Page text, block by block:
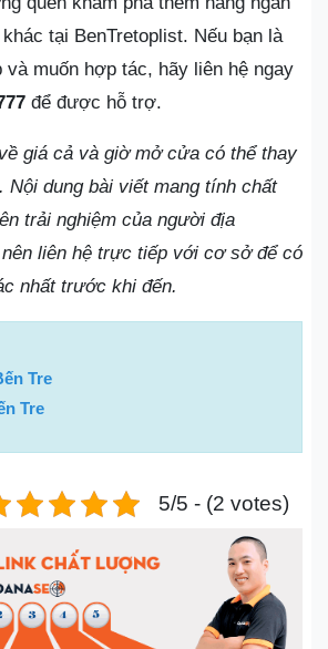
tại BenTretoplist. Nếu bạn là
và muốn hợp tác, hãy liên hệ ngay
để được hỗ trợ.
giá cả và giờ mở cửa có thể thay
Nội dung bài viết mang tính chất
trải nghiệm của người địa
liên hệ trực tiếp với cơ sở để có
nhất trước khi đến.
Tre
Tre
5/5 - (2 votes)